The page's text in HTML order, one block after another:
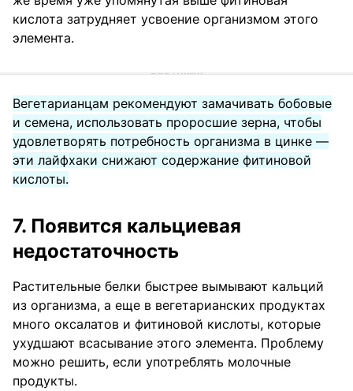
кислота затрудняет усвоение организмом этого
элемента.
Вегетарианцам рекомендуют замачивать бобовые
и семена, использовать проросшие зерна, чтобы
удовлетворять потребность организма в цинке —
эти лайфхаки снижают содержание фитиновой
кислоты.
7. Появится кальциевая
недостаточность
Растительные белки быстрее вымывают кальций
из организма, а еще в вегетарианских продуктах
много оксалатов и фитиновой кислоты, которые
ухудшают всасывание этого элемента. Проблему
можно решить, если употреблять молочные
продукты.